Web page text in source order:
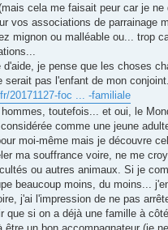
cela me faisait peur car je
vos associations de
mignon ou malléable ou... trop
je pense que les choses
pas l'enfant de mon
20171127-foc ... -familiale
toutefois... et oui, le
comme une jeune
moi-même mais je découvre
ma souffrance voire, ne me
ou autres animaux. Si je
beaucoup moins, du moins...
j'ai l'impression de ne pas
que si on a déjà une famille à